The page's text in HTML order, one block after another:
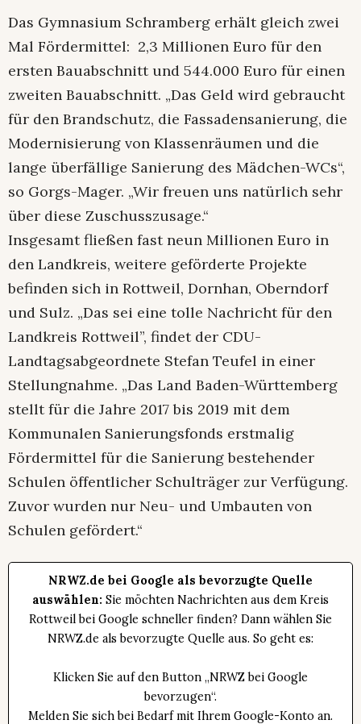
Das Gymnasium Schramberg erhält gleich zwei
Mal Fördermittel: 2,3 Millionen Euro für den
ersten Bauabschnitt und 544.000 Euro für einen
zweiten Bauabschnitt. „Das Geld wird gebraucht
für den Brandschutz, die Fassadensanierung, die
Modernisierung von Klassenräumen und die
lange überfällige Sanierung des Mädchen-WCs“,
so Gorgs-Mager. „Wir freuen uns natürlich sehr
über diese Zuschusszusage.“
Insgesamt fließen fast neun Millionen Euro in
den Landkreis, weitere geförderte Projekte
befinden sich in Rottweil, Dornhan, Oberndorf
und Sulz. „Das sei eine tolle Nachricht für den
Landkreis Rottweil”, findet der CDU-
Landtagsabgeordnete Stefan Teufel in einer
Stellungnahme. „Das Land Baden-Württemberg
stellt für die Jahre 2017 bis 2019 mit dem
Kommunalen Sanierungsfonds erstmalig
Fördermittel für die Sanierung bestehender
Schulen öffentlicher Schulträger zur Verfügung.
Zuvor wurden nur Neu- und Umbauten von
Schulen gefördert.“
NRWZ.de bei Google als bevorzugte Quelle
auswählen: Sie möchten Nachrichten aus dem Kreis
Rottweil bei Google schneller finden? Dann wählen Sie
NRWZ.de als bevorzugte Quelle aus. So geht es:
Klicken Sie auf den Button „NRWZ bei Google
bevorzugen“.
Melden Sie sich bei Bedarf mit Ihrem Google-Konto an.